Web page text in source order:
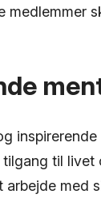
medlemmer
til
med